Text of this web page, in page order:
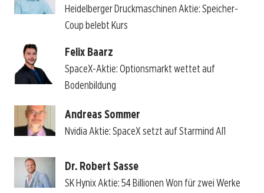
Heidelberger Druckmaschinen Aktie: Speicher-
Coup belebt Kurs
Felix Baarz
SpaceX-Aktie: Optionsmarkt wettet auf
Bodenbildung
Andreas Sommer
Nvidia Aktie: SpaceX setzt auf Starmind AI1
Dr. Robert Sasse
SK Hynix Aktie: 54 Billionen Won für zwei Werke